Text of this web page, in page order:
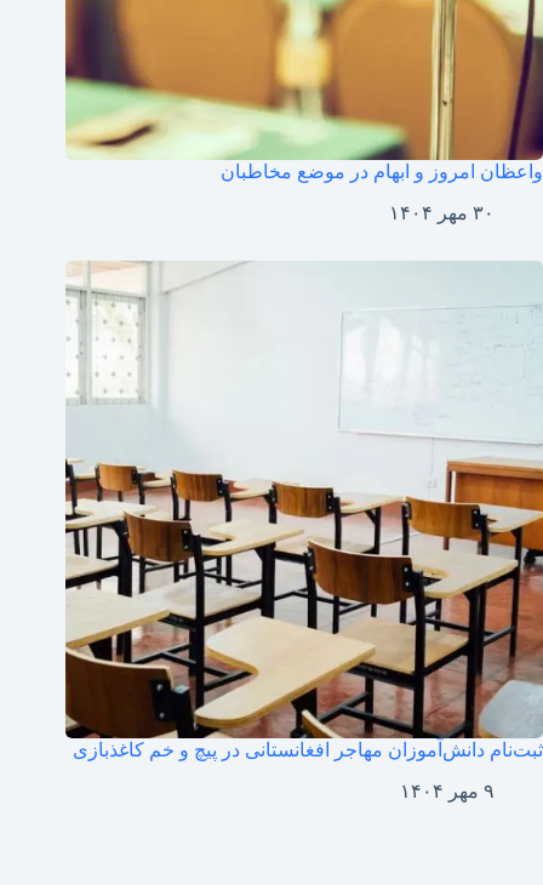
واعظان امروز و ابهام در موضع مخاطبان
۳۰ مهر ۱۴۰۴
ثبت‌نام دانش‌آموزان مهاجر افغانستانی در پیچ و خم کاغذبازی
۹ مهر ۱۴۰۴